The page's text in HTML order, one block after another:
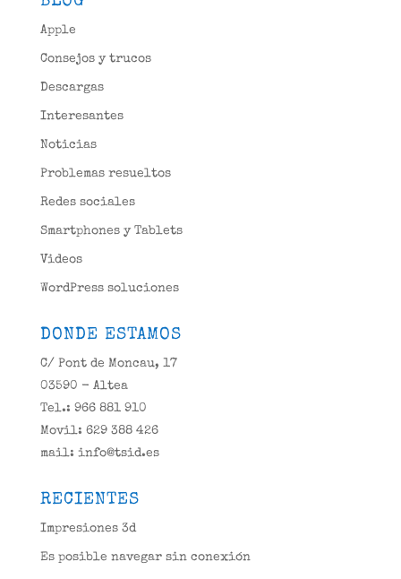
Apple
Consejos y trucos
Descargas
Interesantes
Noticias
Problemas resueltos
Redes sociales
Smartphones y Tablets
Videos
WordPress soluciones
DONDE ESTAMOS
C/ Pont de Moncau, 17
03590 - Altea
Tel.: 966 881 910
Movil: 629 388 426
mail: info@tsid.es
RECIENTES
Impresiones 3d
Es posible navegar sin conexión